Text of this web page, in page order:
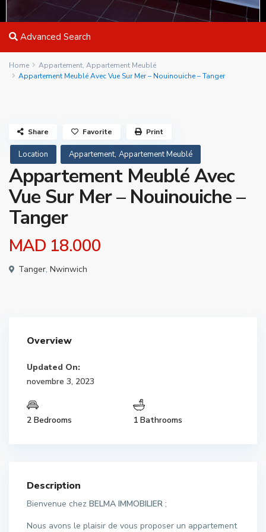
Advanced Search
Home Appartement, Appartement Meublé
Appartement Meublé Avec Vue Sur Mer – Nouinouiche – Tanger
Location Appartement, Appartement Meublé
Appartement Meublé Avec
Vue Sur Mer – Nouinouiche –
Tanger
MAD 18.000
Tanger, Nwinwich
Share Favorite Print
Overview
Updated On:
novembre 3, 2023
2 Bedrooms 1 Bathrooms
Description
Bienvenue chez BELMA IMMOBILIER ;
Nous avons le plaisir de vous proposer un appartement